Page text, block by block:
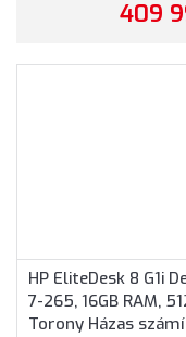
409
HP EliteDesk 8 G1i
7-265, 16GB RAM,
Torony Házas